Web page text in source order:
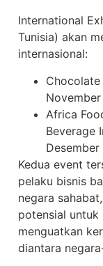
International
Tunisia) akan
internasional:
Chocolate
Africa
Beverage
Kedua event
pelaku bisnis
negara
potensial untuk
menguatkan
diantara